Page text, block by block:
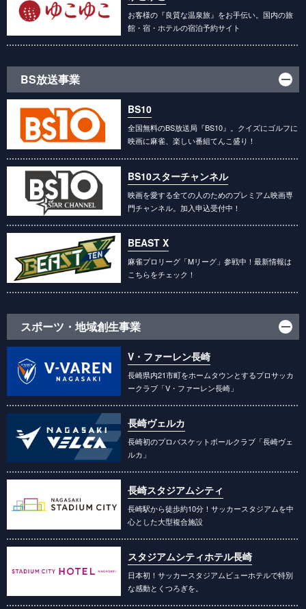
お客様の『良質な温泉旅』をお手伝い。国内の旅
館・宿・ホテルの宿泊予約サイト
BS放送事業
BS10
全国無料のBS放送局『BS10』。クイズにゴルフに
映画に麻雀、楽しい番組てんこ盛り！
BS10スターチャンネル
映画を愛する全ての人のためのプレミアム映画専
門チャンネル。加入申込受付中！
BEAST X
麻雀プロリーグ「Mリーグ」参戦中！最新情報は
こちらをチェック！
スポーツ・地域創生事業
V・ファーレン長崎
長崎県内21市町をホームタウンとするプロサッカ
ークラブ「V・ファーレン長崎」
長崎ヴェルカ
長崎初のプロバスケットボールクラブ「長崎ヴェ
ルカ」
長崎スタジアムシティ
長崎駅から徒歩約10分！サッカースタジアムを中
心とした大型複合施設
スタジアムシティホテル長崎
日本初！サッカースタジアムビューホテルで特別
な感動とくつろぎを。